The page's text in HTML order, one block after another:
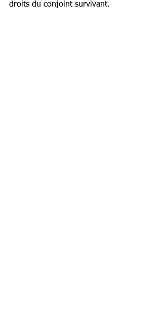
droits du conjoint survivant.